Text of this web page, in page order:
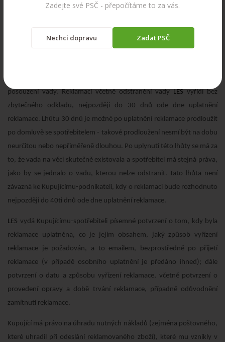
Zadejte své PSČ - přepočítáme to za vás.
Nechci dopravu Zadat PSČ
posouzení vady. Reklamaci včetně odstranění vady LES vyřídí bez
zbytečného odkladu, nejpozději do 30 dnů ode dne uplatnění
reklamace. Lhůtu 30 dnů je možné po uplatnění reklamace prodloužit
po domluvě se spotřebitelem - takové prodloužení nesmí být na dobu
neurčitou nebo nepřiměřeně dlouhou. Po uplynutí této lhůty se má za
to, že vada na věci skutečně existovala a spotřebitel má stejná práva,
jako by se jednalo o vadu, kterou nelze odstranit. Tato lhůta není
závazná ke Kupujícímu-podnikateli, kdy o reklamaci bude rozhodnuto
nejpozději do 40ti dnů ode dne uplatnění reklamace.
LES vydá Kupujícímu-spotřebiteli písemné potvrzení o tom, kdy byla
reklamace uplatněna, co je jejím obsahem, jaký způsob vyřízení
reklamace je požadován, a to emailem, bezprostředně po přijetí
reklamace (v případě osobního uplatnění je předáno ihned); dále
potvrzení o datu a způsobu vyřízení reklamace, včetně potvrzení o
provedení opravy a době trvání reklamace, případně odůvodnění
zamítnutí reklamace.
Kupující má právo na úhradu nutných nákladů (zejména poštovného,
které uhradil při odeslání reklamovaného zboží), které mu vznikly v